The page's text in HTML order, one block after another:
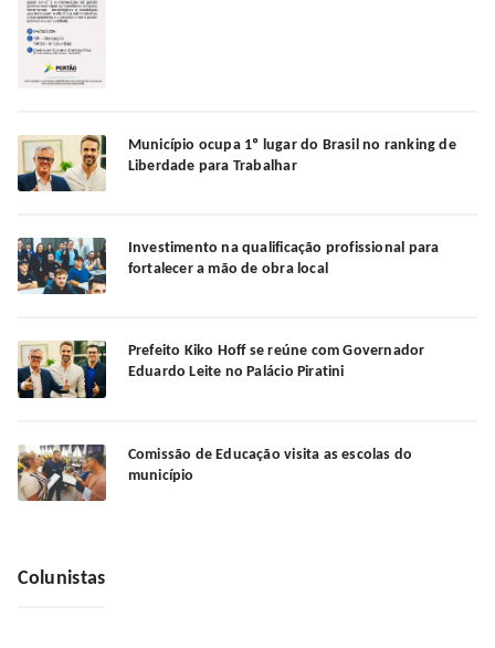
Município ocupa 1º lugar do Brasil no ranking de
Liberdade para Trabalhar
Investimento na qualificação profissional para
fortalecer a mão de obra local
Prefeito Kiko Hoff se reúne com Governador
Eduardo Leite no Palácio Piratini
Comissão de Educação visita as escolas do
município
Colunistas